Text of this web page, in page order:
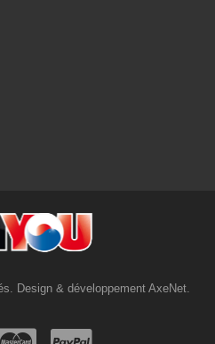
Design & développement AxeNet.